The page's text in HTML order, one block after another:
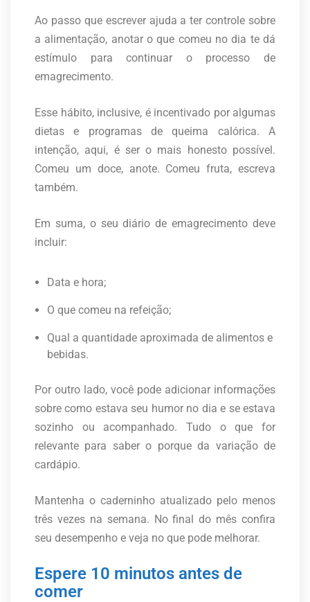
Ao passo que escrever ajuda a ter controle sobre
a alimentação, anotar o que comeu no dia te dá
estímulo para continuar o processo de
emagrecimento.
Esse hábito, inclusive, é incentivado por algumas
dietas e programas de queima calórica. A
intenção, aqui, é ser o mais honesto possível.
Comeu um doce, anote. Comeu fruta, escreva
também.
Em suma, o seu diário de emagrecimento deve
incluir:
Data e hora;
O que comeu na refeição;
Qual a quantidade aproximada de alimentos e
bebidas.
Por outro lado, você pode adicionar informações
sobre como estava seu humor no dia e se estava
sozinho ou acompanhado. Tudo o que for
relevante para saber o porque da variação de
cardápio.
Mantenha o caderninho atualizado pelo menos
três vezes na semana. No final do mês confira
seu desempenho e veja no que pode melhorar.
Espere 10 minutos antes de
comer